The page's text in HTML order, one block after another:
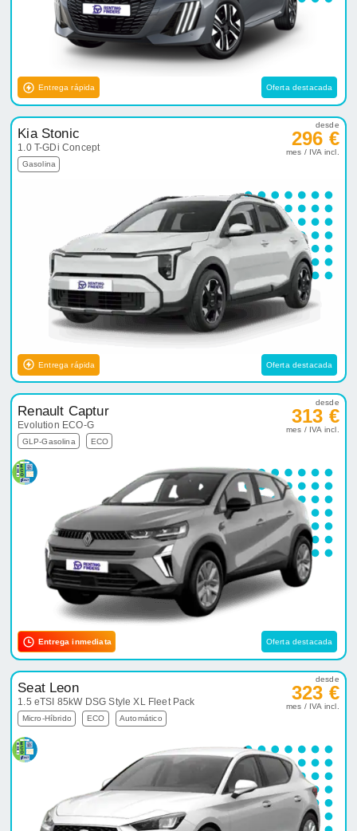
Entrega rápida Oferta destacada
Kia Stonic
1.0 T-GDi Concept
Gasolina
desde
296 €
mes / IVA incl.
Entrega rápida Oferta destacada
Renault Captur
Evolution ECO-G
GLP-Gasolina ECO
desde
313 €
mes / IVA incl.
Entrega inmediata Oferta destacada
Seat Leon
1.5 eTSI 85kW DSG Style XL Fleet Pack
Micro-Híbrido ECO Automático
desde
323 €
mes / IVA incl.